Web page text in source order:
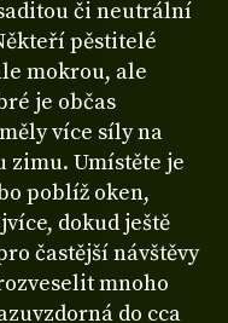
či neutrální
pěstitelé
mokrou, ale
je občas
více síly na
zimu. Umístěte je
poblíž oken,
dokud ještě
častější návštěvy
mnoho
do cca